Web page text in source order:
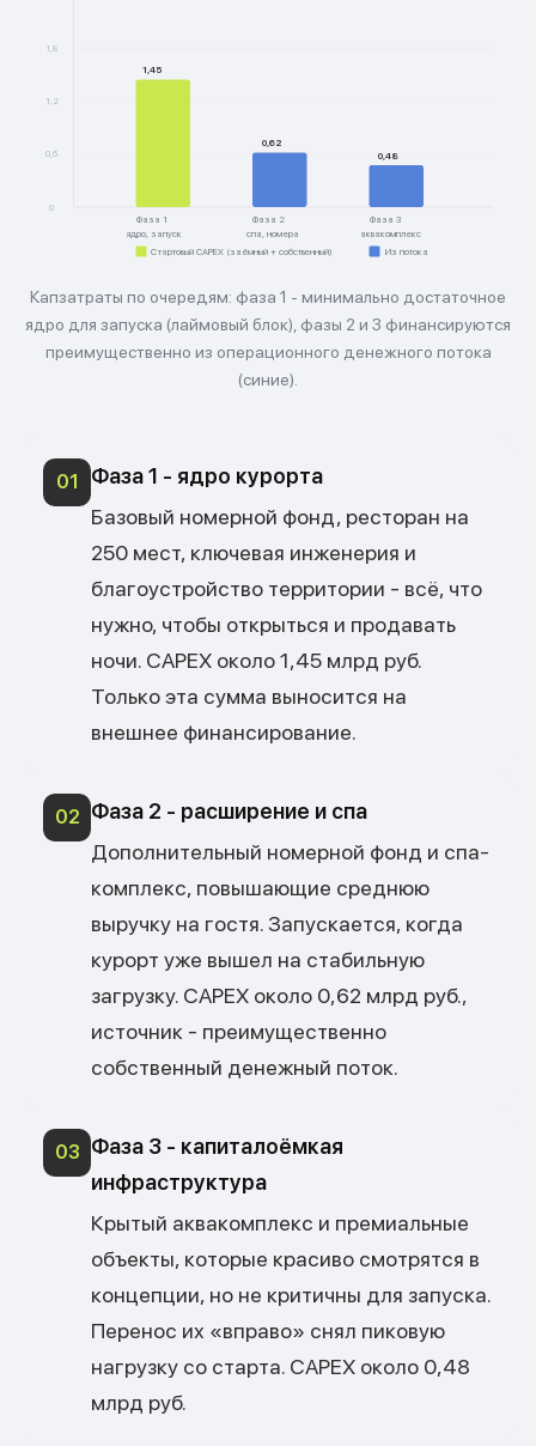
0
0,6
1,2
1,8
1,45
Фаза 1
ядро, запуск
0,62
Фаза 2
спа, номера
0,48
Фаза 3
аквакомплекс
Стартовый CAPEX (заёмный + собственный)
Из потока
Капзатраты по очередям: фаза 1 - минимально достаточное
ядро для запуска (лаймовый блок), фазы 2 и 3 финансируются
преимущественно из операционного денежного потока
(синие).
01
Фаза 1 - ядро курорта
Базовый номерной фонд, ресторан на
250 мест, ключевая инженерия и
благоустройство территории - всё, что
нужно, чтобы открыться и продавать
ночи. CAPEX около 1,45 млрд руб.
Только эта сумма выносится на
внешнее финансирование.
02 Фаза 2 - расширение и спа
Дополнительный номерной фонд и спа-
комплекс, повышающие среднюю
выручку на гостя. Запускается, когда
курорт уже вышел на стабильную
загрузку. CAPEX около 0,62 млрд руб.,
источник - преимущественно
собственный денежный поток.
03 Фаза 3 - капиталоёмкая
инфраструктура
Крытый аквакомплекс и премиальные
объекты, которые красиво смотрятся в
концепции, но не критичны для запуска.
Перенос их «вправо» снял пиковую
нагрузку со старта. CAPEX около 0,48
млрд руб.